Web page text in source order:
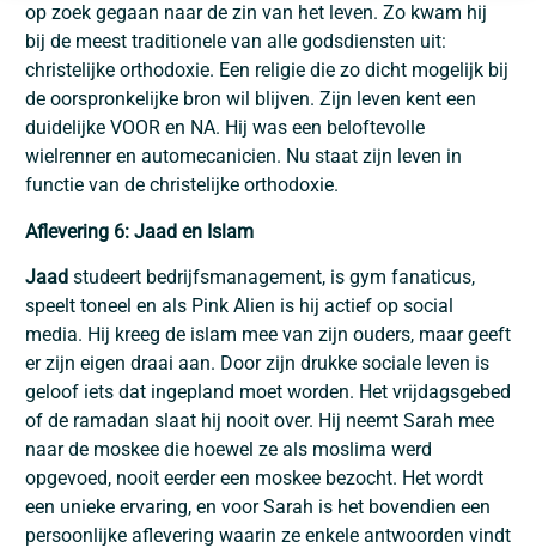
op zoek gegaan naar de zin van het leven. Zo kwam hij
bij de meest traditionele van alle godsdiensten uit:
christelijke orthodoxie. Een religie die zo dicht mogelijk bij
de oorspronkelijke bron wil blijven. Zijn leven kent een
duidelijke VOOR en NA. Hij was een beloftevolle
wielrenner en automecanicien. Nu staat zijn leven in
functie van de christelijke orthodoxie.
Aflevering 6: Jaad en Islam
Jaad studeert bedrijfsmanagement, is gym fanaticus,
speelt toneel en als Pink Alien is hij actief op social
media. Hij kreeg de islam mee van zijn ouders, maar geeft
er zijn eigen draai aan. Door zijn drukke sociale leven is
geloof iets dat ingepland moet worden. Het vrijdagsgebed
of de ramadan slaat hij nooit over. Hij neemt Sarah mee
naar de moskee die hoewel ze als moslima werd
opgevoed, nooit eerder een moskee bezocht. Het wordt
een unieke ervaring, en voor Sarah is het bovendien een
persoonlijke aflevering waarin ze enkele antwoorden vindt